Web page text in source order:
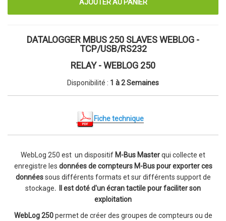
DATALOGGER MBUS 250 SLAVES WEBLOG -
TCP/USB/RS232
RELAY - WEBLOG 250
Disponibilité : 1 à 2 Semaines
Fiche technique
WebLog 250 est un dispositif M-Bus Masterqui collecte et
enregistre les données de compteurs M-Bus pour exporter ces
donnéessous différents formats et sur différents support de
stockage. Il est doté d'un écran tactile pour faciliter son
exploitation
WebLog 250permet de créer des groupes de compteurs ou de